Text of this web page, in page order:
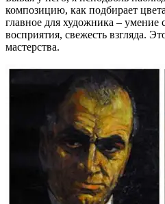
композицию, как подбирает
главное для художника – умение
восприятия, свежесть взгляда.
мастерства.